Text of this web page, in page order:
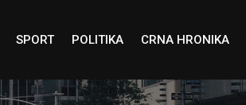
SPORT POLITIKA CRNA HRONIKA